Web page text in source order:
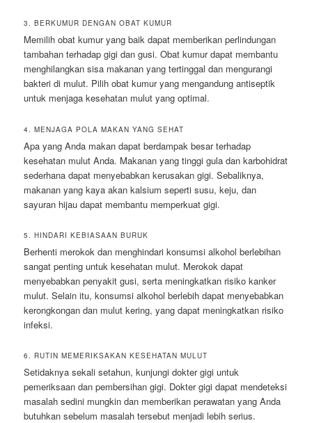
3. BERKUMUR DENGAN OBAT KUMUR
Memilih obat kumur yang baik dapat memberikan perlindungan
tambahan terhadap gigi dan gusi. Obat kumur dapat membantu
menghilangkan sisa makanan yang tertinggal dan mengurangi
bakteri di mulut. Pilih obat kumur yang mengandung antiseptik
untuk menjaga kesehatan mulut yang optimal.
4. MENJAGA POLA MAKAN YANG SEHAT
Apa yang Anda makan dapat berdampak besar terhadap
kesehatan mulut Anda. Makanan yang tinggi gula dan karbohidrat
sederhana dapat menyebabkan kerusakan gigi. Sebaliknya,
makanan yang kaya akan kalsium seperti susu, keju, dan
sayuran hijau dapat membantu memperkuat gigi.
5. HINDARI KEBIASAAN BURUK
Berhenti merokok dan menghindari konsumsi alkohol berlebihan
sangat penting untuk kesehatan mulut. Merokok dapat
menyebabkan penyakit gusi, serta meningkatkan risiko kanker
mulut. Selain itu, konsumsi alkohol berlebih dapat menyebabkan
kerongkongan dan mulut kering, yang dapat meningkatkan risiko
infeksi.
6. RUTIN MEMERIKSAKAN KESEHATAN MULUT
Setidaknya sekali setahun, kunjungi dokter gigi untuk
pemeriksaan dan pembersihan gigi. Dokter gigi dapat mendeteksi
masalah sedini mungkin dan memberikan perawatan yang Anda
butuhkan sebelum masalah tersebut menjadi lebih serius.